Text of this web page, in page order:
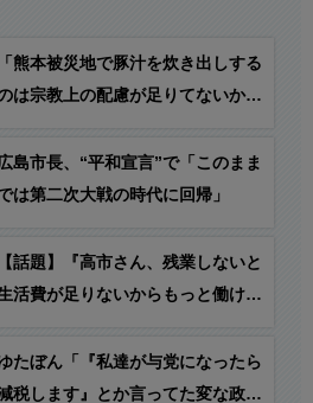
「熊本被災地で豚汁を炊き出しする
は宗教上の配慮が足りてないから
言っているの？明日も豚肉たっぷり
養満点の豚汁をお配りします」
広島市長、“平和宣言”で「このまま
は第二次大戦の時代に回帰」
【話題】『高市さん、残業しないと
活費が足りないからもっと働ける
おかしくない…？』
たぼん「『私達が与党になったら
税します』とか言ってた変な政党